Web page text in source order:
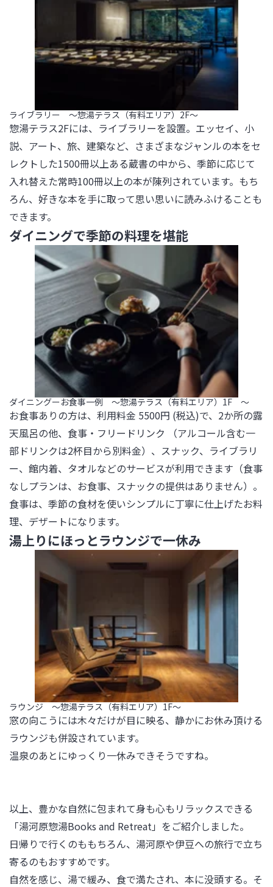
ライブラリー ～惣湯テラス（有料エリア）2F～
惣湯テラス2Fには、ライブラリーを設置。エッセイ、小
説、アート、旅、建築など、さまざまなジャンルの本をセ
レクトした1500冊以上ある蔵書の中から、季節に応じて
入れ替えた常時100冊以上の本が陳列されています。もち
ろん、好きな本を手に取って思い思いに読みふけることも
できます。
ダイニングで季節の料理を堪能
ダイニングーお食事一例 ～惣湯テラス（有料エリア）1F ～
お食事ありの方は、利用料金 5500円 (税込)で、2か所の露
天風呂の他、食事・フリードリンク （アルコール含む一
部ドリンクは2杯目から別料金）、スナック、ライブラリ
ー、館内着、タオルなどのサービスが利用できます（食事
なしプランは、お食事、スナックの提供はありません）。
食事は、季節の食材を使いシンプルに丁寧に仕上げたお料
理、デザートになります。
湯上りにほっとラウンジで一休み
ラウンジ ～惣湯テラス（有料エリア）1F～
窓の向こうには木々だけが目に映る、静かにお休み頂ける
ラウンジも併設されています。
温泉のあとにゆっくり一休みできそうですね。
以上、豊かな自然に包まれて身も心もリラックスできる
「湯河原惣湯Books and Retreat」をご紹介しました。
日帰りで行くのももちろん、湯河原や伊豆への旅行で立ち
寄るのもおすすめです。
自然を感じ、湯で緩み、食で満たされ、本に没頭する。そ